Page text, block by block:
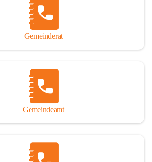
Gemeinderat
Gemeindeamt